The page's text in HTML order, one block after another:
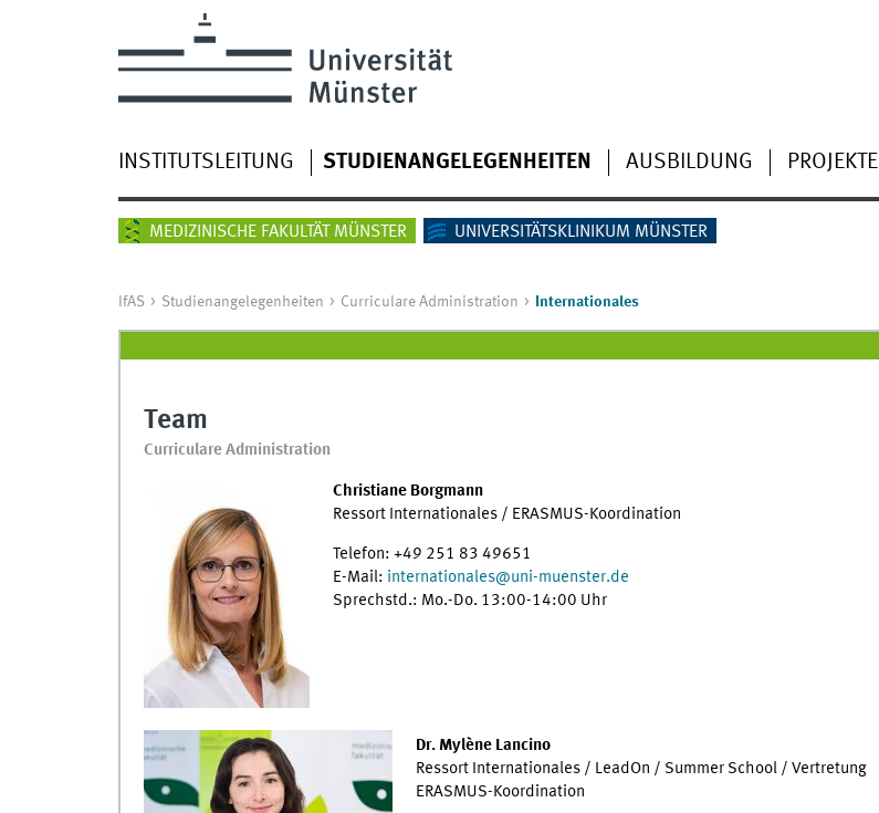
INSTITUTSLEITUNG STUDIENANGELEGENHEITEN AUSBILDUNG PROJEKTE
MEDIZINISCHE FAKULTÄT MÜNSTER UNIVERSITÄTSKLINIKUM MÜNSTER
IfAS Studienangelegenheiten Curriculare Administration Internationales
Team
Curriculare Administration
Christiane Borgmann
Ressort Internationales / ERASMUS-Koordination
Telefon: +49 251 83 49651
E-Mail: internationales@uni-muenster.de
Sprechstd.: Mo.-Do. 13:00-14:00 Uhr
Dr. Mylène Lancino
Ressort Internationales / LeadOn / Summer School / Vertretung
ERASMUS-Koordination